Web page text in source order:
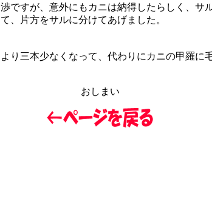
ですが、意外にもカニは納得したらしく、サ
、片方をサルに分けてあげました。
り三本少なくなって、代わりにカニの甲羅に
おしまい